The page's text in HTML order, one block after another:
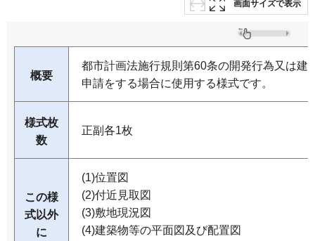
画面サイズで表示
概要
都市計画法施行規則第60条の開発行為又は建
申請をする場合に使用する様式です。
様式枚
数
正副各1枚
この様
式以外
に
(1)位置図
(2)付近見取図
(3)敷地現況図
(4)建築物等の平面図及び配置図